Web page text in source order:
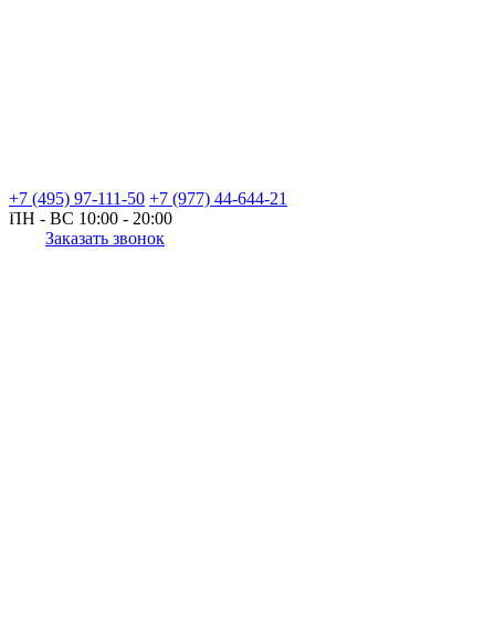
+7 (495) 97-111-50 +7 (977) 44-644-21
ПН - ВС 10:00 - 20:00
Заказать звонок